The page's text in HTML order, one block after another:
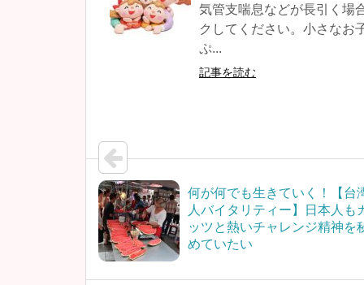
気管支喘息などが長引く場
クしてください。小さなお
ぷ...
記事を読む
何が何でも生きていく！【台
人バイタリティー】日本人も
ッツと熱いチャレンジ精神を
めていたい